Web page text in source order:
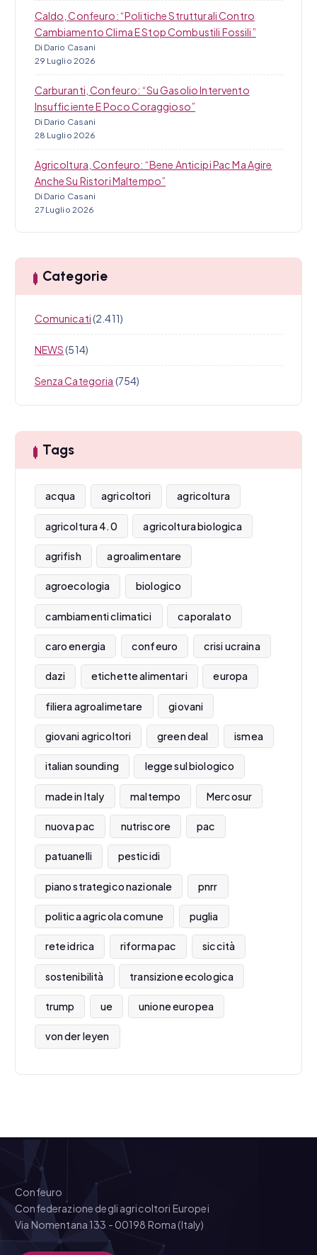
Caldo, Confeuro: “Politiche Strutturali Contro
Cambiamento Clima E Stop Combustili Fossili”
Di Dario Casani
29 Luglio 2026
Carburanti, Confeuro: “Su Gasolio Intervento
Insufficiente E Poco Coraggioso”
Di Dario Casani
28 Luglio 2026
Agricoltura, Confeuro: “Bene Anticipi Pac Ma Agire
Anche Su Ristori Maltempo”
Di Dario Casani
27 Luglio 2026
Categorie
Comunicati(2.411)
NEWS(514)
Senza Categoria (754)
Tags
acqua agricoltori agricoltura
agricoltura 4.0 agricoltura biologica
agrifish agroalimentare
agroecologia biologico
cambiamenti climatici caporalato
caro energia confeuro crisi ucraina
dazi etichette alimentari europa
filiera agroalimetare giovani
giovani agricoltori green deal ismea
italian sounding legge sul biologico
made in Italy maltempo Mercosur
nuova pac nutriscore pac
patuanelli pesticidi
piano strategico nazionale pnrr
politica agricola comune puglia
rete idrica riforma pac siccità
sostenibilità transizione ecologica
trump ue unione europea
von der leyen
Confeuro
Confederazione degli agricoltori Europei
Via Nomentana 133 - 00198 Roma (Italy)